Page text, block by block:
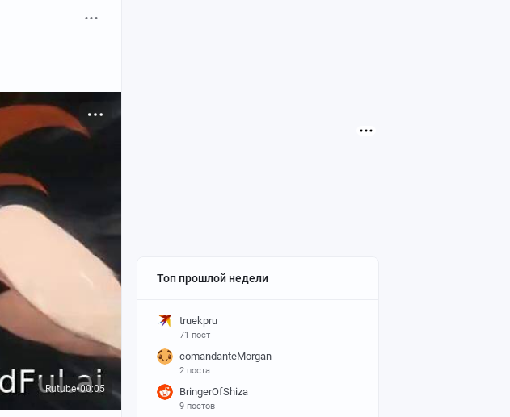
Топ прошлой недели
truekpru
71 пост
comandanteMorgan
2 поста
BringerOfShiza
9 постов
Rutube●00:05